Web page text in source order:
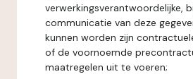
verwerkingsverantwoordelijke,
communicatie van deze
kunnen worden zijn
of de voornoemde
maatregelen uit te voeren;